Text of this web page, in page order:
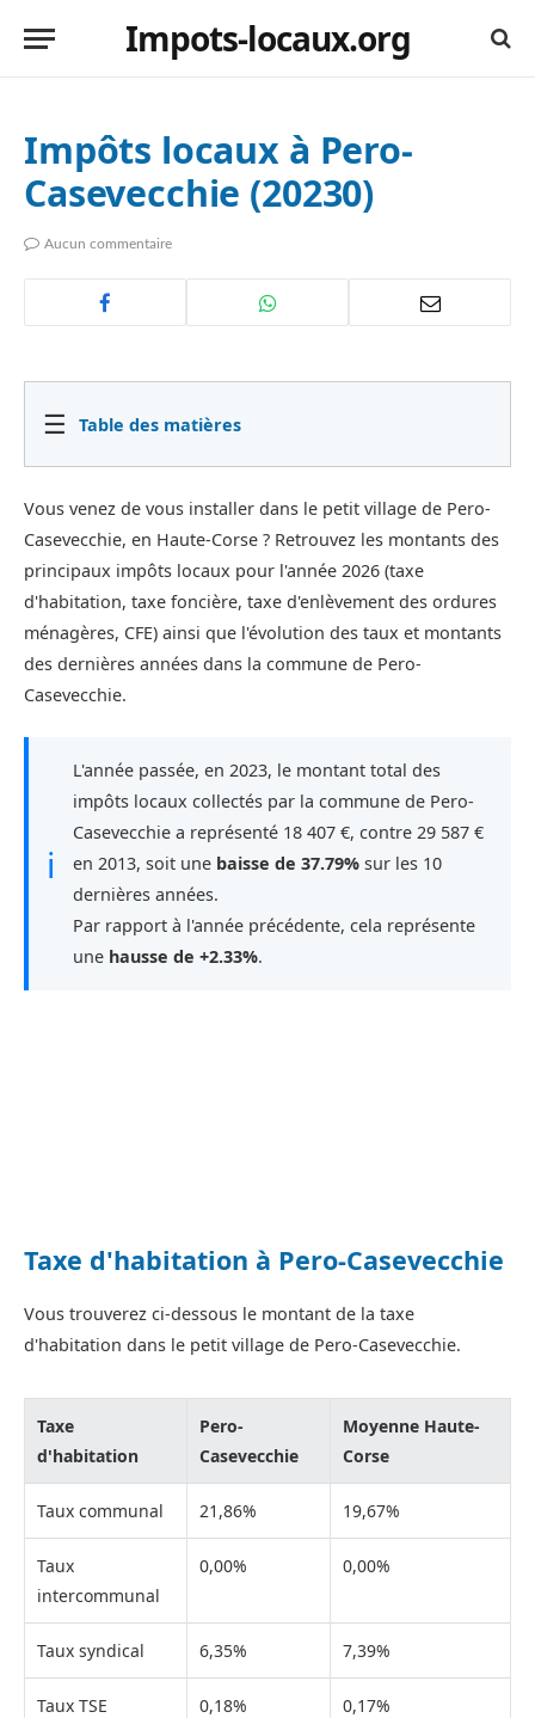
Impots-locaux.org
Impôts locaux à Pero-
Casevecchie (20230)
Aucun commentaire
☰ Table des matières
Vous venez de vous installer dans le petit village de Pero-
Casevecchie, en Haute-Corse ? Retrouvez les montants des
principaux impôts locaux pour l'année 2026 (taxe
d'habitation, taxe foncière, taxe d'enlèvement des ordures
ménagères, CFE) ainsi que l'évolution des taux et montants
des dernières années dans la commune de Pero-
Casevecchie.
ℹ
L'année passée, en 2023, le montant total des
impôts locaux collectés par la commune de Pero-
Casevecchie a représenté 18 407 €, contre 29 587 €
en 2013, soit une baisse de 37.79% sur les 10
dernières années.
Par rapport à l'année précédente, cela représente
une hausse de +2.33%.
Taxe d'habitation à Pero-Casevecchie
Vous trouverez ci-dessous le montant de la taxe
d'habitation dans le petit village de Pero-Casevecchie.
Taxe
d'habitation
Pero-
Casevecchie
Moyenne Haute-
Corse
Taux communal 21,86% 19,67%
Taux
intercommunal
0,00% 0,00%
Taux syndical 6,35% 7,39%
Taux TSE 0,18% 0,17%